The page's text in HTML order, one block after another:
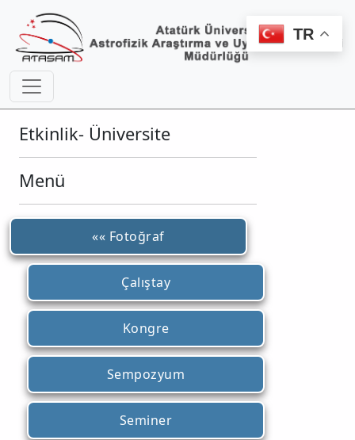
Etkinlik- Üniversite
Menü
«« Fotoğraf
Çalıştay
Kongre
Sempozyum
Seminer
TR